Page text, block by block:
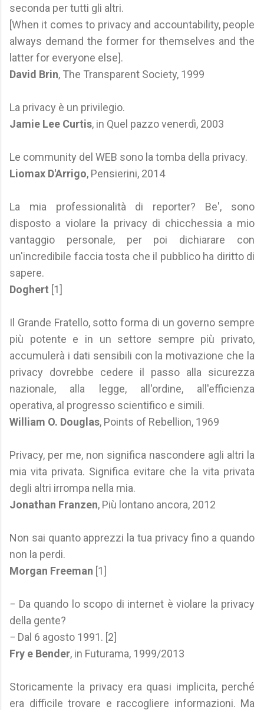
seconda per tutti gli altri.
[When it comes to privacy and accountability, people
always demand the former for themselves and the
latter for everyone else].
David Brin, The Transparent Society, 1999
La privacy è un privilegio.
Jamie Lee Curtis, in Quel pazzo venerdì, 2003
Le community del WEB sono la tomba della privacy.
Liomax D'Arrigo, Pensierini, 2014
La mia professionalità di reporter? Be', sono
disposto a violare la privacy di chicchessia a mio
vantaggio personale, per poi dichiarare con
un'incredibile faccia tosta che il pubblico ha diritto di
sapere.
Doghert [1]
Il Grande Fratello, sotto forma di un governo sempre
più potente e in un settore sempre più privato,
accumulerà i dati sensibili con la motivazione che la
privacy dovrebbe cedere il passo alla sicurezza
nazionale, alla legge, all'ordine, all'efficienza
operativa, al progresso scientifico e simili.
William O. Douglas, Points of Rebellion, 1969
Privacy, per me, non significa nascondere agli altri la
mia vita privata. Significa evitare che la vita privata
degli altri irrompa nella mia.
Jonathan Franzen, Più lontano ancora, 2012
Non sai quanto apprezzi la tua privacy fino a quando
non la perdi.
Morgan Freeman [1]
− Da quando lo scopo di internet è violare la privacy
della gente?
− Dal 6 agosto 1991. [2]
Fry e Bender, in Futurama, 1999/2013
Storicamente la privacy era quasi implicita, perché
era difficile trovare e raccogliere informazioni. Ma